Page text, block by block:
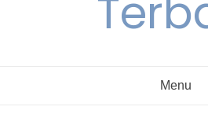
Menu